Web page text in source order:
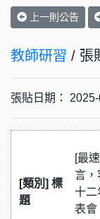
上一則公告
教師研習 / 張
張貼日期：
[類別] 標
題
[最
言，
十二
表會